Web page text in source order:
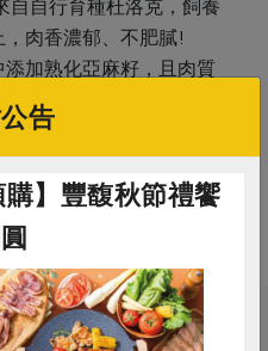
自自行育種杜洛克，飼養
，肉香濃郁、不肥膩!
添加熟化亞麻籽，且肉質
。
自腹脇部肋骨前端，肉質
的軟嫩，適合熬湯及長時
理方式。
字
告
購】豐馥秋節禮饗